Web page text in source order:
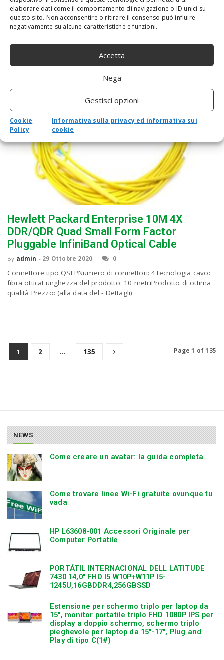
elaborare dati come il comportamento di navigazione o ID unici su
questo sito. Non acconsentire o ritirare il consenso può influire
negativamente su alcune caratteristiche e funzioni.
Accetta
Nega
Gestisci opzioni
Cookie
Policy
Informativa sulla privacy ed informativa sui
cookie
prestazioni.Facile da usare e velocePulsante girevole
multifunzione.Contenuto della confezione: Raymarine è di serie
– ES127 Hybrid Touch schermo multifunzione, Finder 12,1 con
Hewlett Packard Enterprise 10M 4X
DDR/QDR Quad Small Form Factor
Pluggable InfiniBand Optical Cable
By admin - 29 Ottobre 2020 0
Connettore tipo QSFPNumero di connettori: 4Tecnologia cavo:
fibra otticaLunghezza del prodotto: 10 metriProdotto di ottima
qualità Prezzo: (alla data del - Dettagli)
1 2 … 135 Page 1 of 135
NEWS
Come creare un avatar: la guida completa
Come trovare linee Wi-Fi gratuite ovunque tu
vada
HP L63608-001 Accessori Originale per
Computer Portatile
PORTÁTIL INTERNACIONAL DELL LATITUDE
7430 14,0″ FHD I5 W10P+W11P I5-
1245U,16GBDDR4,256GBSSD
Estensione per schermo triplo per laptop da
15″, monitor portatile triplo FHD 1080P IPS per
display a doppio schermo, schermo triplo
pieghevole per laptop da 15″-17″, Plug and
Play di tipo C(1#)